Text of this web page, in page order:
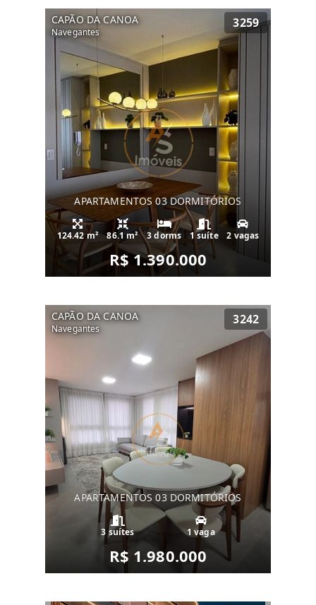
CAPÃO DA CANOA
Navegantes
3259
APARTAMENTOS 03 DORMITÓRIOS
124.42 m² 86.1 m² 3 dorms 1 suíte 2 vagas
R$ 1.390.000
CAPÃO DA CANOA
Navegantes
3242
APARTAMENTOS 03 DORMITÓRIOS
3 suítes 1 vaga
R$ 1.980.000